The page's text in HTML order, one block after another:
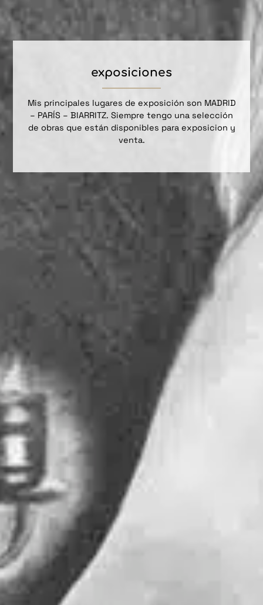
exposiciones
Mis principales lugares de exposición son MADRID
– PARÍS – BIARRITZ. Siempre tengo una selección
de obras que están disponibles para exposicion y
venta.